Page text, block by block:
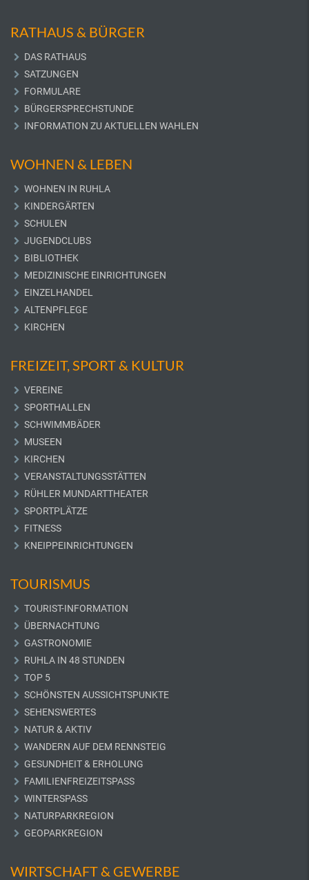
RATHAUS & BÜRGER
DAS RATHAUS
SATZUNGEN
FORMULARE
BÜRGERSPRECHSTUNDE
INFORMATION ZU AKTUELLEN WAHLEN
WOHNEN & LEBEN
WOHNEN IN RUHLA
KINDERGÄRTEN
SCHULEN
JUGENDCLUBS
BIBLIOTHEK
MEDIZINISCHE EINRICHTUNGEN
EINZELHANDEL
ALTENPFLEGE
KIRCHEN
FREIZEIT, SPORT & KULTUR
VEREINE
SPORTHALLEN
SCHWIMMBÄDER
MUSEEN
KIRCHEN
VERANSTALTUNGSSTÄTTEN
RÜHLER MUNDARTTHEATER
SPORTPLÄTZE
FITNESS
KNEIPPEINRICHTUNGEN
TOURISMUS
TOURIST-INFORMATION
ÜBERNACHTUNG
GASTRONOMIE
RUHLA IN 48 STUNDEN
TOP 5
SCHÖNSTEN AUSSICHTSPUNKTE
SEHENSWERTES
NATUR & AKTIV
WANDERN AUF DEM RENNSTEIG
GESUNDHEIT & ERHOLUNG
FAMILIENFREIZEITSPASS
WINTERSPASS
NATURPARKREGION
GEOPARKREGION
WIRTSCHAFT & GEWERBE